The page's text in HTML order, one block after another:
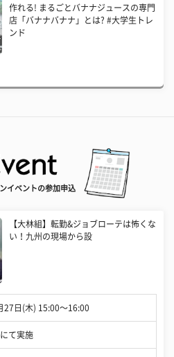
作れる! まるごとバナナジュースの専門
店「バナナバナナ」とは? #大学生トレ
ンド
イベントの参加申込
【大林組】転勤&ジョブローテは怖くな
い！九州の現場から設
27日(木) 15:00〜16:00
て実施